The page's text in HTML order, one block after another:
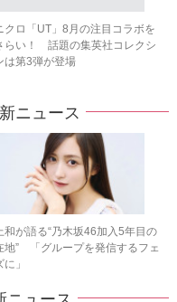
クロ「UT」8月の注目コラボを
らい！ 話題の集英社コレクシ
は第3弾が登場
ニュース
和が語る“乃木坂46加入5年目の
地” 「グループを発信するフェ
」